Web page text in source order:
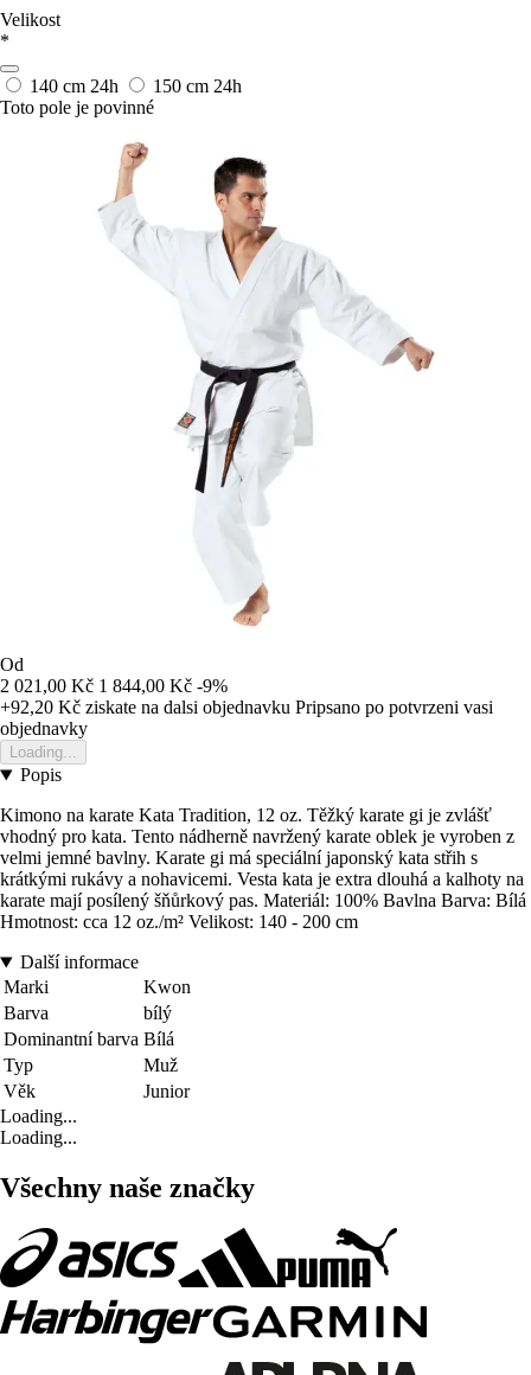
Velikost
*
140 cm 24h 150 cm 24h
Toto pole je povinné
Od
2 021,00 Kč 1 844,00 Kč -9%
+92,20 Kč ziskate na dalsi objednavku Pripsano po potvrzeni vasi
objednavky
Loading...
Popis
Kimono na karate Kata Tradition, 12 oz. Těžký karate gi je zvlášť
vhodný pro kata. Tento nádherně navržený karate oblek je vyroben z
velmi jemné bavlny. Karate gi má speciální japonský kata střih s
krátkými rukávy a nohavicemi. Vesta kata je extra dlouhá a kalhoty na
karate mají posílený šňůrkový pas. Materiál: 100% Bavlna Barva: Bílá
Hmotnost: cca 12 oz./m² Velikost: 140 - 200 cm
Další informace
Marki
Kwon
Barva
bílý
Dominantní barva Bílá
Typ
Muž
Věk
Junior
Loading...
Loading...
Všechny naše značky